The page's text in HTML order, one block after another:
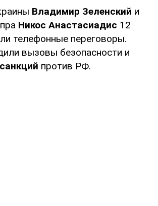
Владимир Зеленский и
Никос Анастасиадис 12
телефонные переговоры.
вызовы безопасности и
санкций против РФ.